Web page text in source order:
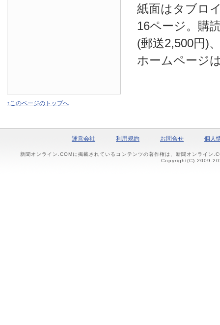
紙面はタブロ
16ページ。購
(郵送2,500円)
ホームページ
↑このページのトップへ
運営会社 利用規約 お問合せ 個人
新聞オンライン.COMに掲載されているコンテンツの著作権は、新聞オンライン
Copyright(C) 2009-